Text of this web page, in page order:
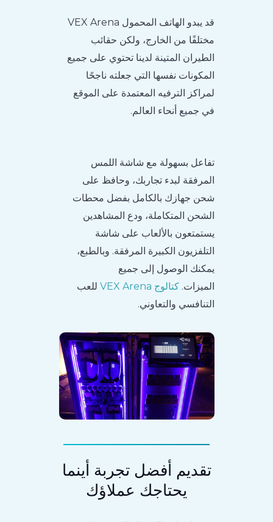
قد يبدو الهاتف المحمول VEX Arena
مختلفًا من الخارج، ولكن حقائب
الطيران المتينة لدينا تحتوي على جميع
المكونات نفسها التي جعلته ناجحًا
لمراكز الترفيه المعتمدة على الموقع
في جميع أنحاء العالم.
تفاعل بسهولة مع شاشة اللمس
المرفقة لبدء تجاربك، وحافظ على
شحن جهازك بالكامل بفضل محطات
الشحن المتكاملة، ودع المشاهدين
يستمتعون بالألعاب على شاشة
التلفزيون الكبيرة المرفقة. وبالطبع،
يمكنك الوصول إلى جميع
الميزات.كتالوج VEX Arena
للعب
التنافسي والتعاوني.
تقديم أفضل تجربة أينما
يحتاجك عملاؤك